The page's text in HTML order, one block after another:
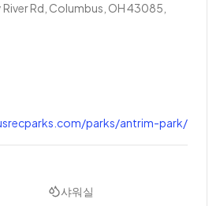
Rd, Columbus, OH 43085,
parks/antrim-park/
샤워실